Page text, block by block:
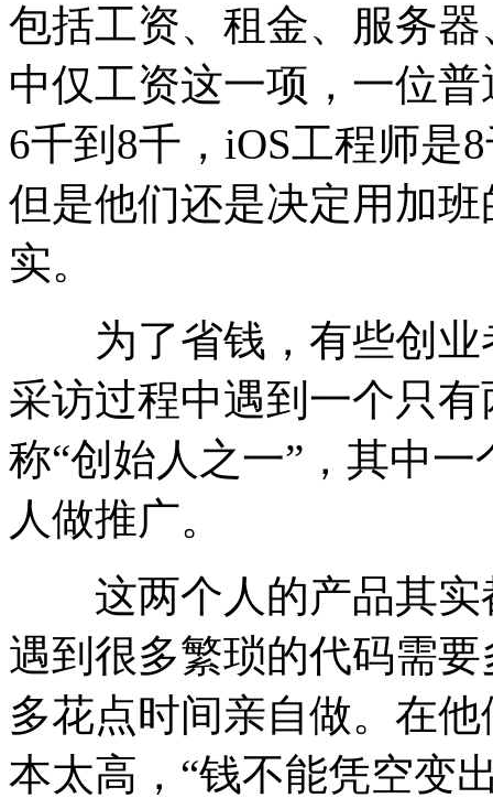
包括工资、租金、服务
中仅工资这一项，一位
6千到8千，iOS工程师是
但是他们还是决定用加
实。
为了省钱，有些创业
采访过程中遇到一个只
称“创始人之一”，其中
人做推广。
这两个人的产品其实
遇到很多繁琐的代码需
多花点时间亲自做。在
本太高，“钱不能凭空变